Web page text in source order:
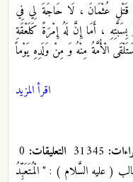
قَتْلِ عُثْمَانَ ، لَا حَاجَةَ لِي فِي
، أَمَا إِنَّ لَهُ إِمْرَةً كَلَعْقَةِ
الْأُمَّةُ مِنْهُ وَ مِنْ وَلَدِهِ يَوْماً
اقرأ المزيد
التعليقات:
( عليه السَّلام ) : " الْمُتَعَبِّدُ